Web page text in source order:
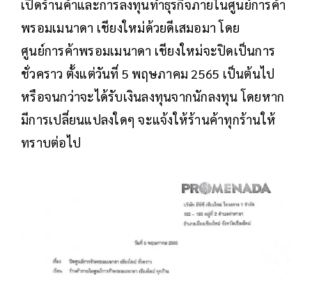
เปิดร้านค้าและการลงทุนทำธุรกิจภายในศูนย์การค้า
พรอมเมนาดา เชียงใหม่ด้วยดีเสมอมา โดย
ศูนย์การค้าพรอมเมนาดา เชียงใหม่จะปิดเป็นการ
ชั่วคราว ตั้งแต่วันที่ 5 พฤษภาคม 2565 เป็นต้นไป
หรือจนกว่าจะได้รับเงินลงทุนจากนักลงทุน โดยหาก
มีการเปลี่ยนแปลงใดๆ จะแจ้งให้ร้านค้าทุกร้านให้
ทราบต่อไป